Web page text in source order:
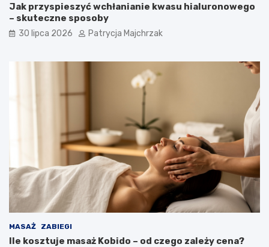
Jak przyspieszyć wchłanianie kwasu hialuronowego
– skuteczne sposoby
30 lipca 2026 Patrycja Majchrzak
MASAŻ ZABIEGI
Ile kosztuje masaż Kobido – od czego zależy cena?